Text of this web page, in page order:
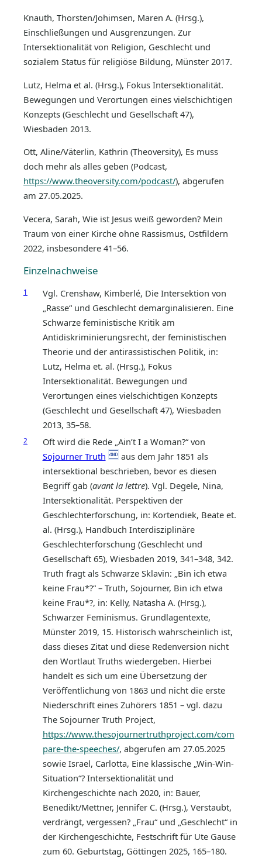
Knauth, Thorsten/Johimsen, Maren A. (Hrsg.),
Einschließungen und Ausgrenzungen. Zur
Intersektionalität von Religion, Geschlecht und
sozialem Status für religiöse Bildung, Münster 2017.
Lutz, Helma et al. (Hrsg.), Fokus Intersektionalität.
Bewegungen und Verortungen eines vielschichtigen
Konzepts (Geschlecht und Gesellschaft 47),
Wiesbaden 2013.
Ott, Aline/Väterlin, Kathrin (Theoversity), Es muss
doch mehr als alles geben (Podcast,
https://www.theoversity.com/podcast/), abgerufen
am 27.05.2025.
Vecera, Sarah, Wie ist Jesus weiß geworden? Mein
Traum von einer Kirche ohne Rassismus, Ostfildern
2022, insbesondere 41–56.
Einzelnachweise
1
Vgl. Crenshaw, Kimberlé, Die Intersektion von
„Rasse“ und Geschlecht demarginalisieren. Eine
Schwarze feministische Kritik am
Antidiskriminierungsrecht, der feministischen
Theorie und der antirassistischen Politik, in:
Lutz, Helma et. al. (Hrsg.), Fokus
Intersektionalität. Bewegungen und
Verortungen eines vielschichtigen Konzepts
(Geschlecht und Gesellschaft 47), Wiesbaden
2013, 35–58.
2
Oft wird die Rede „Ain’t I a Woman?“ von
Sojourner Truth
aus dem Jahr 1851 als
intersektional beschrieben, bevor es diesen
Begriff gab (avant la lettre). Vgl. Degele, Nina,
Intersektionalität. Perspektiven der
Geschlechterforschung, in: Kortendiek, Beate et.
al. (Hrsg.), Handbuch Interdisziplinäre
Geschlechterforschung (Geschlecht und
Gesellschaft 65), Wiesbaden 2019, 341–348, 342.
Truth fragt als Schwarze Sklavin: „Bin ich etwa
keine Frau*?“ – Truth, Sojourner, Bin ich etwa
keine Frau*?, in: Kelly, Natasha A. (Hrsg.),
Schwarzer Feminismus. Grundlagentexte,
Münster 2019, 15. Historisch wahrscheinlich ist,
dass dieses Zitat und diese Redenversion nicht
den Wortlaut Truths wiedergeben. Hierbei
handelt es sich um eine Übersetzung der
Veröffentlichung von 1863 und nicht die erste
Niederschrift eines Zuhörers 1851 – vgl. dazu
The Sojourner Truth Project,
https://www.thesojournertruthproject.com/com
pare-the-speeches/, abgerufen am 27.05.2025
sowie Israel, Carlotta, Eine klassische „Win-Win-
Situation“? Intersektionalität und
Kirchengeschichte nach 2020, in: Bauer,
Benedikt/Mettner, Jennifer C. (Hrsg.), Verstaubt,
verdrängt, vergessen? „Frau“ und „Geschlecht“ in
der Kirchengeschichte, Festschrift für Ute Gause
zum 60. Geburtstag, Göttingen 2025, 165–180.